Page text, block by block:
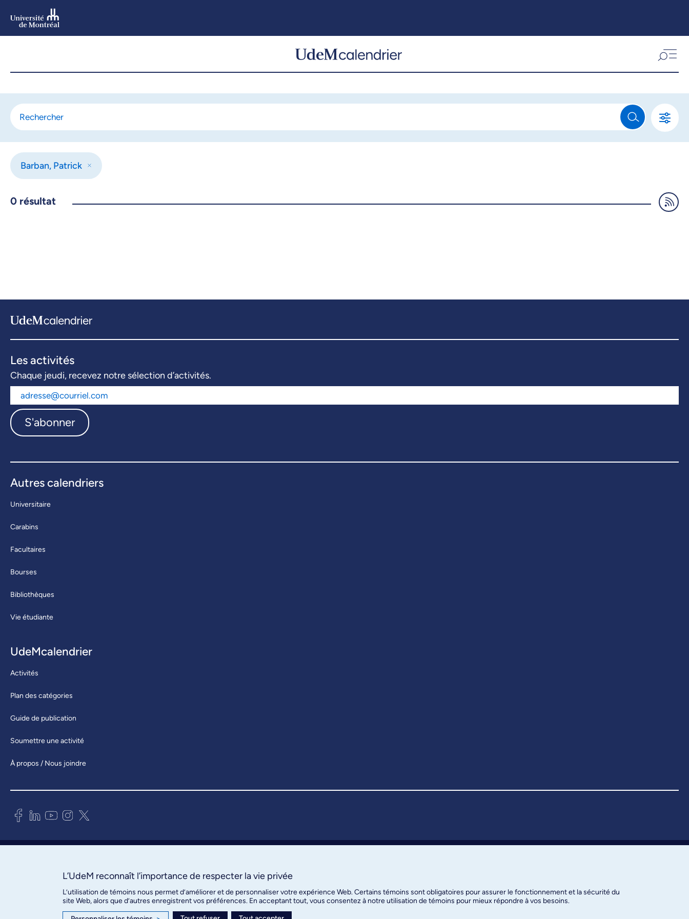
Barban, Patrick
0 résultat
Les activités
Chaque jeudi, recevez notre sélection d’activités.
S'abonner
Autres calendriers
Universitaire
Carabins
Facultaires
Bourses
Bibliothèques
Vie étudiante
UdeMcalendrier
Activités
Plan des catégories
Guide de publication
Soumettre une activité
À propos / Nous joindre
Bureau des communications et
3744, rue Jean-Brillant, bureau 490
L’UdeM reconnaît l’importance de respecter la vie privée
L’utilisation de témoins nous permet d’améliorer et de personnaliser votre expérience Web. Certains témoins sont obligatoires pour assurer le fonctionnement et la sécurité du
site Web, alors que d’autres enregistrent vos préférences. En acceptant tout, vous consentez à notre utilisation de témoins pour mieux répondre à vos besoins.